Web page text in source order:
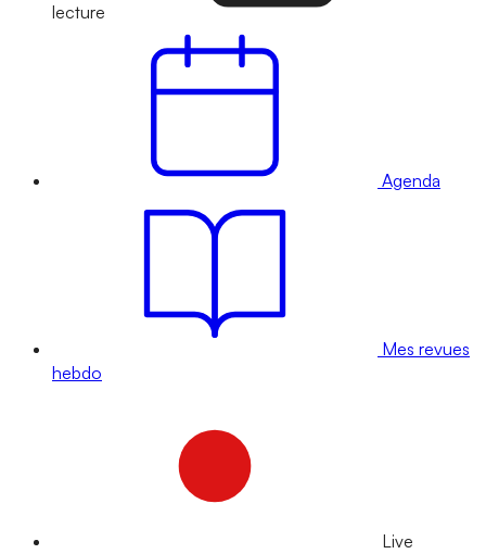
lecture
Agenda
Mes revues
hebdo
Live